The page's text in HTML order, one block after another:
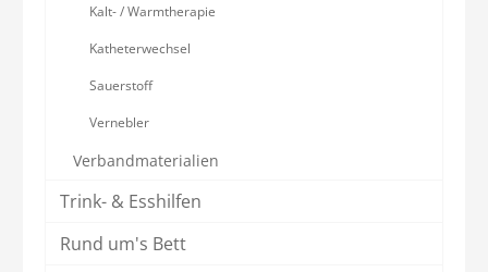
Kalt- / Warmtherapie
Katheterwechsel
Sauerstoff
Vernebler
Verbandmaterialien
Trink- & Esshilfen
Rund um's Bett